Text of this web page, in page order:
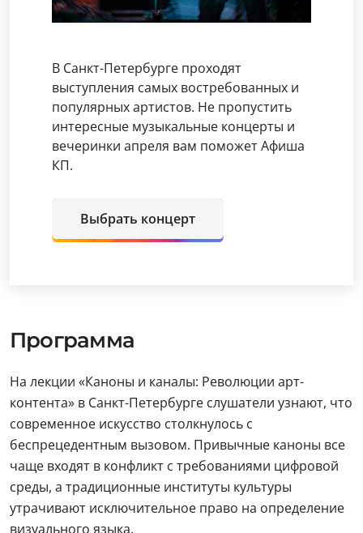
В Санкт-Петербурге проходят
выступления самых востребованных и
популярных артистов. Не пропустить
интересные музыкальные концерты и
вечеринки апреля вам поможет Афиша
КП.
Выбрать концерт
Программа
На лекции «Каноны и каналы: Революции арт-
контента» в Санкт-Петербурге слушатели узнают, что
современное искусство столкнулось с
беспрецедентным вызовом. Привычные каноны все
чаще входят в конфликт с требованиями цифровой
среды, а традиционные институты культуры
утрачивают исключительное право на определение
визуального языка.